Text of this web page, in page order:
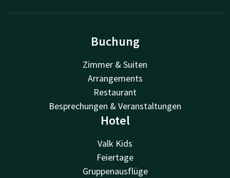
Buchung
Zimmer & Suiten
Arrangements
Restaurant
Besprechungen & Veranstaltungen
Hotel
Valk Kids
Feiertage
Gruppenausflüge